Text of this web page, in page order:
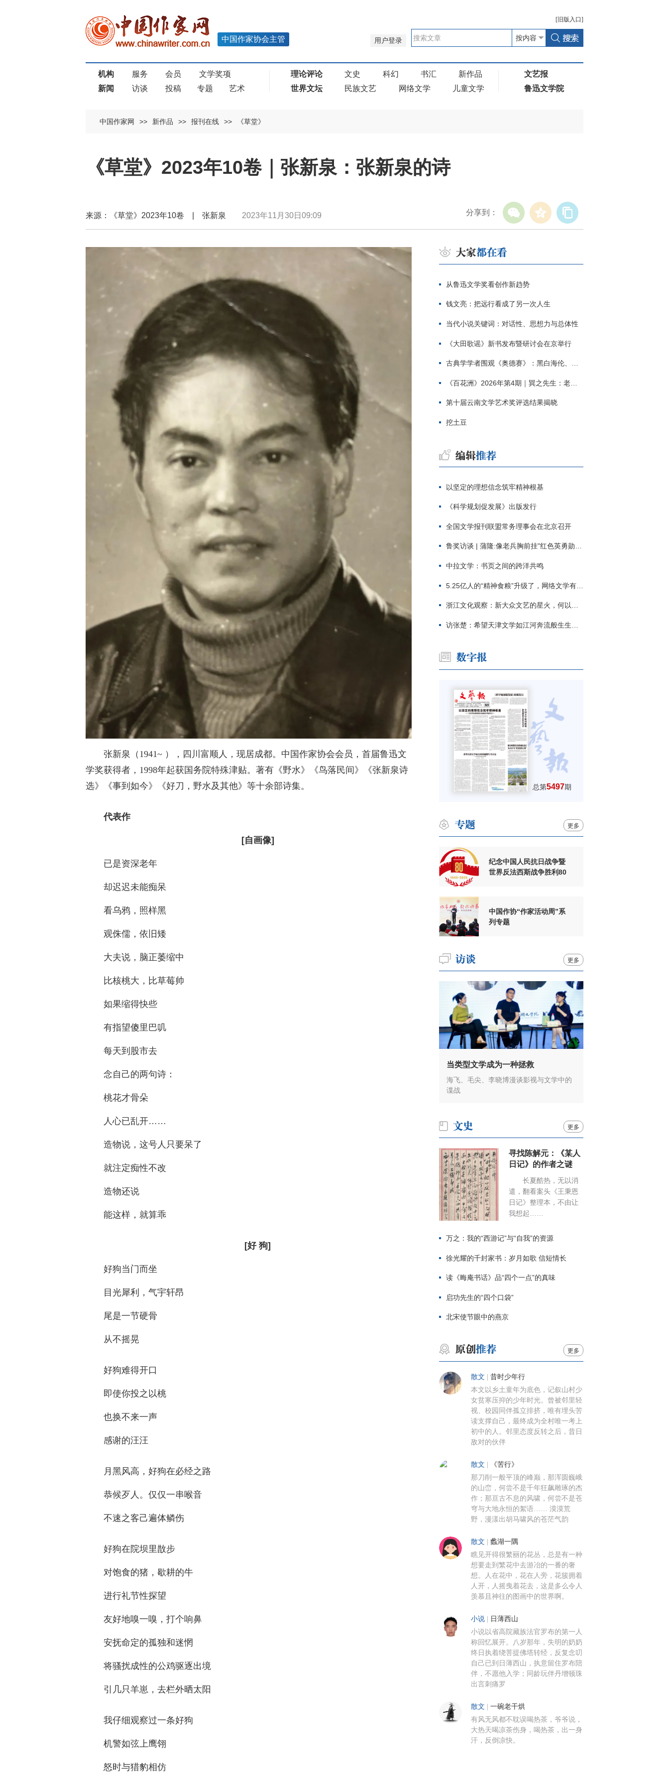
[ 旧版 入口]
用户登录
中国作家协会主管
机构 服务 会员
文学奖项
新闻
访谈 投稿 专题 艺术
理论评论 文史 科幻 书汇
新作品
世界文坛
民族文艺 网络文学 儿童文学
文艺报
鲁迅文学院
中国作家网 >> 新作品 >> 报刊在线 >> 《草堂》
《草堂》2023年10卷｜张新泉：张新泉的诗
分享到：
来源：《草堂》2023年10卷 | 张新泉 2023年11月30日09:09
张新泉（1941~ ），四川富顺人，现居成都。中国作家协会会员，首届鲁迅文
学奖获得者，1998年起获国务院特殊津贴。著有《野水》《鸟落民间》《张新泉诗
选》《事到如今》《好刀，野水及其他》等十余部诗集。
代表作
[自画像]
已是资深老年
却迟迟未能痴呆
看乌鸦，照样黑
观侏儒，依旧矮
大夫说，脑正萎缩中
比核桃大，比草莓帅
如果缩得快些
有指望傻里巴叽
每天到股市去
念自己的两句诗：
桃花才骨朵
人心已乱开……
造物说，这号人只要呆了
就注定痴性不改
造物还说
能这样，就算乖
[好 狗]
好狗当门而坐
目光犀利，气宇轩昂
尾是一节硬骨
从不摇晃
好狗难得开口
即使你投之以桃
也换不来一声
感谢的汪汪
月黑风高，好狗在必经之路
恭候歹人。仅仅一串喉音
不速之客己遍体鳞伤
好狗在院坝里㪚步
对饱食的猪，歇耕的牛
进行礼节性探望
友好地嗅一嗅，打个响鼻
安抚命定的孤独和迷惘
将骚扰成性的公鸡驱逐出境
引几只羊崽，去栏外晒太阳
我仔细观察过一条好狗
机警如弦上鹰翎
怒时与猎豹相仿
从鲁迅文学奖看创作新趋势
钱文亮：把远行看成了另一次人生
当代小说关键词：对话性、思想力与总体性
《大田歌谣》新书发布暨研讨会在京举行
古典学学者围观《奥德赛》：黑白海伦、佩涅罗佩的别针与神秘入侵者
《百花洲》2026年第4期｜巽之先生：老兵朱向前侧记三题
第十届云南文学艺术奖评选结果揭晓
挖土豆
以坚定的理想信念筑牢精神根基
《科学规划促发展》出版发行
全国文学报刊联盟常务理事会在北京召开
鲁奖访谈 | 蒲隆:像老兵胸前挂"红色英勇勋章"
中拉文学：书页之间的跨洋共鸣
5.25亿人的“精神食粮”升级了，网络文学有了哪些新变化？
浙江文化观察：新大众文艺的星火，何以燎原？
访张楚：希望天津文学如江河奔流般生生不息
总第5497期
更多
纪念中国人民抗日战争暨
世界反法西斯战争胜利80
中国作协“作家活动周”系
列专题
更多
当类型文学成为一种拯救
海飞、毛尖、李晓博漫谈影视与文学中的
谍战
更多
寻找陈解元：《某人
日记》的作者之谜
长夏酷热，无以消
遣，翻看案头《王秉恩
日记》整理本，不由让
我想起……
万之：我的“西游记”与“自我”的资源
徐光耀的千封家书：岁月如歌 信短情长
读《晦庵书话》品“四个一点”的真味
启功先生的“四个口袋”
北宋使节眼中的燕京
更多
散文 昔时少年行
本文以乡土童年为底色，记叙山村少
女贫寒压抑的少年时光。曾被邻里轻
视、校园同伴孤立排挤，唯有埋头苦
读支撑自己，最终成为全村唯一考上
初中的人。邻里态度反转之后，昔日
敌对的伙伴
散文 《苦行》
那刀削一般平顶的峰巅，那浑圆巍峨
的山峦，何尝不是千年狂飙雕琢的杰
作；那亘古不息的风啸，何尝不是苍
穹与大地永恒的絮语…… 漠漠荒
野，漫漾出胡马啸风的苍茫气韵
散文 蠡湖一隅
瞧见开得很繁丽的花丛，总是有一种
想要走到繁花中去游冶的一番的奢
想。人在花中，花在人旁，花簇拥着
人开，人摇曳着花去，这是多么令人
羡慕且神往的图画中的世界啊。
小说 日薄西山
小说以省高院藏族法官罗布的第一人
称回忆展开。八岁那年，失明的奶奶
终日执着绕菩提佛塔转经，反复念叨
自己已到日薄西山，执意留住罗布陪
伴，不愿他入学；同龄玩伴丹增顿珠
出言刺痛罗
散文 一碗老干烘
有风无风都不耽误喝热茶，爷爷说，
大热天喝凉茶伤身，喝热茶，出一身
汗，反倒凉快。